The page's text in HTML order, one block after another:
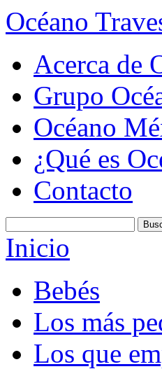
Océano
Acerca de
Grupo
Océano
¿Qué es
Contacto
Inicio
Bebés
Los más
Los que